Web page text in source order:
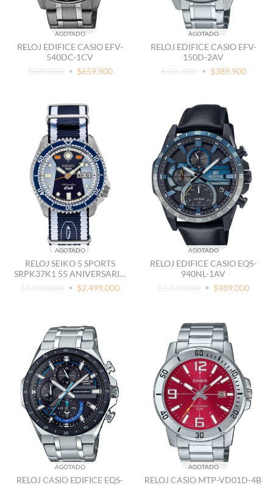
AGOTADO
RELOJ EDIFICE CASIO EFV-
540DC-1CV
$870.000
$659.900
AGOTADO
RELOJ EDIFICE CASIO EFV-
150D-2AV
$455.000
$389.900
AGOTADO
RELOJ SEIKO 5 SPORTS
SRPK37K1 55 ANIVERSARIO
SUPER CUB EDICIÓN
LIMITADA
$3.500.000 $2.499.000
AGOTADO
RELOJ EDIFICE CASIO EQS-
940NL-1AV
$1.335.000
$989.000
AGOTADO
RELOJ CASIO EDIFICE EQS-
AGOTADO
RELOJ CASIO MTP-VD01D-4B